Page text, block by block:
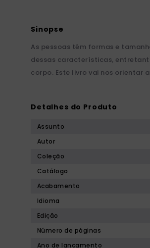
As pessoas têm formas e
dessas características,
corpo. Este livro vai nos orientar
Detalhes do Produto
Assunto
Autor
Coleção
Catálogo
Acabamento
Idioma
Edição
Número de páginas
Ano de lançamento